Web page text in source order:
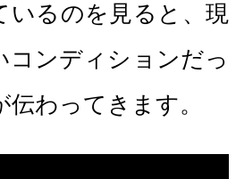
いるのを見ると、現
コンディションだっ
わってきます。